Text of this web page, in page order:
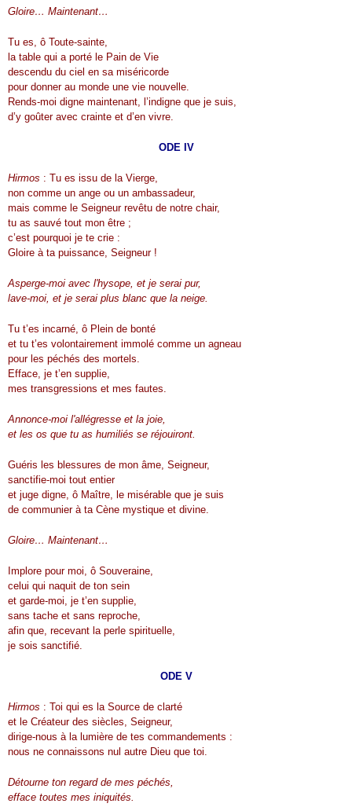
Gloire… Maintenant…
Tu es, ô Toute-sainte,
la table qui a porté le Pain de Vie
descendu du ciel en sa miséricorde
pour donner au monde une vie nouvelle.
Rends-moi digne maintenant, l’indigne que je suis,
d’y goûter avec crainte et d’en vivre.
ODE IV
Hirmos : Tu es issu de la Vierge,
non comme un ange ou un ambassadeur,
mais comme le Seigneur revêtu de notre chair,
tu as sauvé tout mon être ;
c’est pourquoi je te crie :
Gloire à ta puissance, Seigneur !
Asperge-moi avec l'hysope, et je serai pur,
lave-moi, et je serai plus blanc que la neige.
Tu t’es incarné, ô Plein de bonté
et tu t’es volontairement immolé comme un agneau
pour les péchés des mortels.
Efface, je t’en supplie,
mes transgressions et mes fautes.
Annonce-moi l'allégresse et la joie,
et les os que tu as humiliés se réjouiront.
Guéris les blessures de mon âme, Seigneur,
sanctifie-moi tout entier
et juge digne, ô Maître, le misérable que je suis
de communier à ta Cène mystique et divine.
Gloire… Maintenant…
Implore pour moi, ô Souveraine,
celui qui naquit de ton sein
et garde-moi, je t’en supplie,
sans tache et sans reproche,
afin que, recevant la perle spirituelle,
je sois sanctifié.
ODE V
Hirmos : Toi qui es la Source de clarté
et le Créateur des siècles, Seigneur,
dirige-nous à la lumière de tes commandements :
nous ne connaissons nul autre Dieu que toi.
Détourne ton regard de mes péchés,
efface toutes mes iniquités.